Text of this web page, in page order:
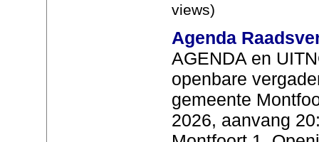
views)
Agenda
AGENDA en
openbare
gemeente
2026, aanvang